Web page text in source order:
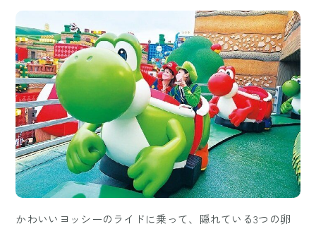
かわいいヨッシーのライドに乗って、隠れている3つの卵